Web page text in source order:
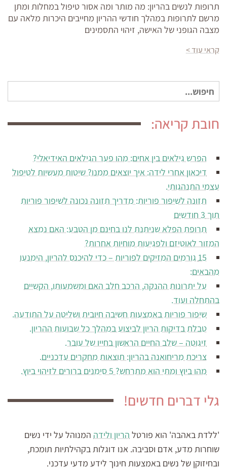
תרופות לנשים בהריון: מה מותר ומה אסור טיפול במחלות ומתן
מרשם לתרופות במהלך חודשי ההריון מחייבים היכרות מלאה עם
מצבה הגופני של האישה, זיהוי התסמינים
קראי עוד >
חיפוש
עבור:
חובת קריאה:
הפרש גילאים בין אחים: מהו פער הגילאים האידיאלי?
דיכאון אחרי לידה: איך יוצאים ממנו? שיטות מעשיות לטיפול
עצמי התנהגותי.
תזונה לשיפור פוריות: מדריך תזונה נכונה לשיפור פוריות
תוך 3 חודשים
תרופת הפלא שניתנת לנו בחינם מן הטבע: האם נמצא
המזור לאוטיזם ולפגיעות מוחיות אחרות?
15 גורמים המזיקים לפוריות – כדי להיכנס להריון, הימנעו
מהבאים:
על יתרונות ההנקה, הרכב חלב האם ומשמעותו, הקשיים
בהתחלה ועוד.
שיפור פוריות באמצעות חשיבה חיובית ושליטה על התודעה.
טבלת בדיקות הריון לביצוע במהלך כל שבועות ההריון.
זיגוטה – שלב החיים הראשון בחייו של עובר.
צריכת מריחואנה בהריון: תוצאות מחקרים עדכניים.
מהו ביוץ ומתי הוא מתרחש? 5 סימנים ברורים לזיהוי ביוץ.
גלי דברים חדשים!
'ללדת באהבה' הוא פורטל הריון ולידה המנוהל על ידי נשים
שוחרות מדע, אדם וסביבה. אנו דוגלות בקהילתיות תומכת,
ובחיזוקן של נשים באמצעות חינוך לידע מדעי עדכני.